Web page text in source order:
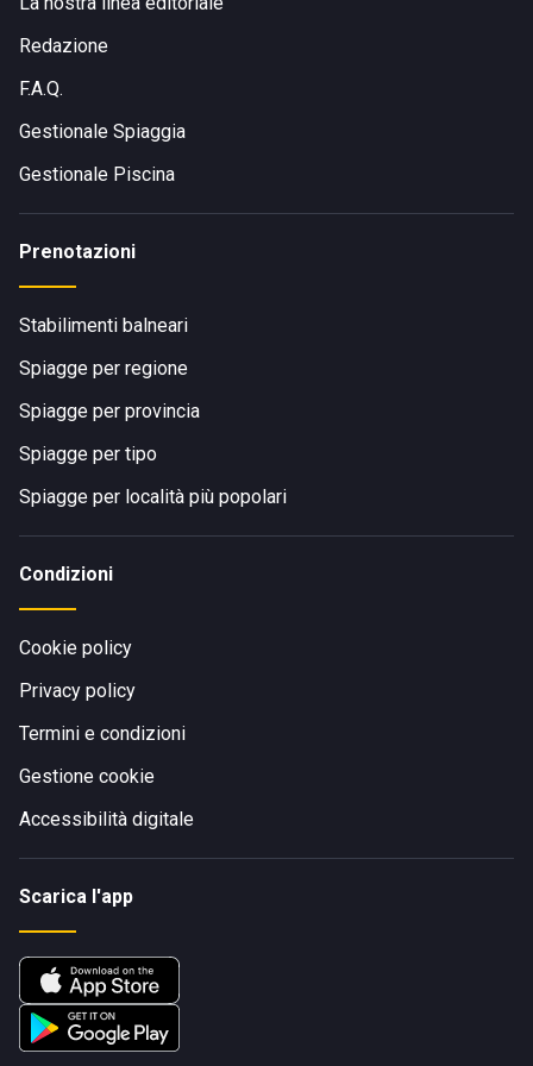
Redazione
F.A.Q.
Gestionale Spiaggia
Gestionale Piscina
Prenotazioni
Stabilimenti balneari
Spiagge per regione
Spiagge per provincia
Spiagge per tipo
Spiagge per località più popolari
Condizioni
Cookie policy
Privacy policy
Termini e condizioni
Gestione cookie
Accessibilità digitale
Scarica l'app